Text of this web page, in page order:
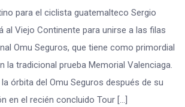
para el ciclista guatemalteco Sergio
al Viejo Continente para unirse a las filas
Omu Seguros, que tiene como primordial
la tradicional prueba Memorial Valenciaga.
órbita del Omu Seguros después de su
en el recién concluido Tour […]